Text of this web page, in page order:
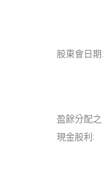
股東會日期:
盈餘分配之
現金股利: